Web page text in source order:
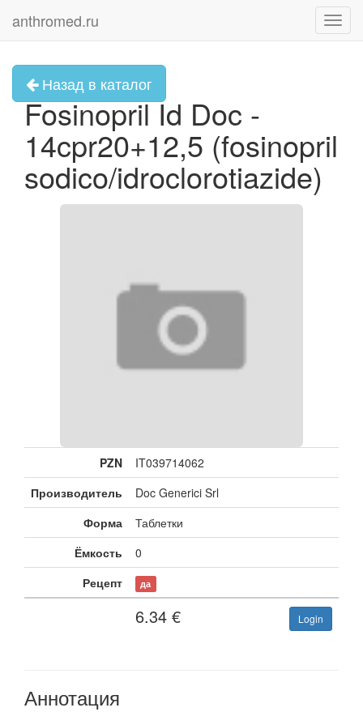
anthromed.ru
Назад в каталог
Fosinopril Id Doc -
14cpr20+12,5 (fosinopril
sodico/idroclorotiazide)
PZN
IT039714062
Производитель
Doc Generici Srl
Форма
Таблетки
Ёмкость
0
Рецепт
да
6.34 € Login
Аннотация